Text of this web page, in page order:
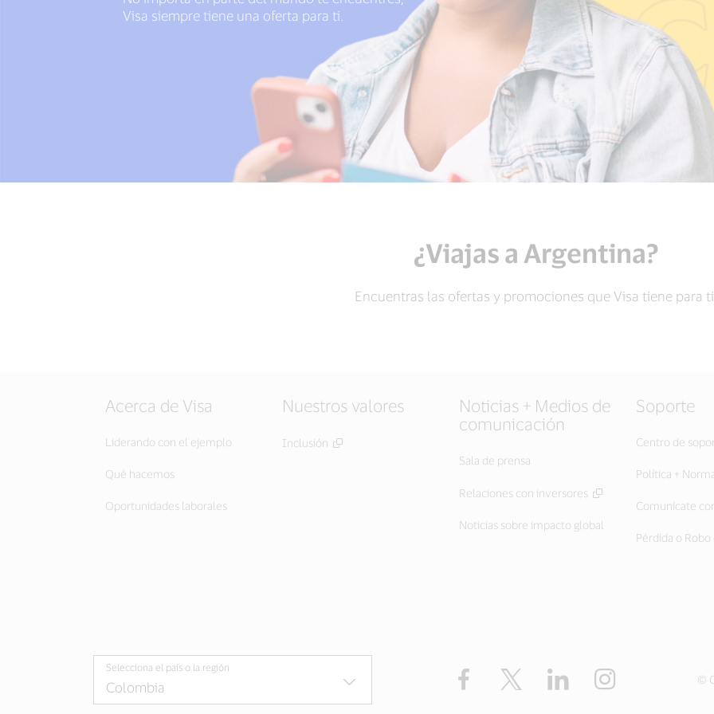
Visa siempre tiene una oferta para ti.
¿Viajas a Argentina?
Encuentras las ofertas y promociones que Visa tiene para
Acerca de Visa
Liderando con el ejemplo
Qué hacemos
Oportunidades laborales
Nuestros valores
Inclusión
Noticias + Medios de
comunicación
Sala de prensa
Relaciones con inversores
Noticias sobre impacto global
Soporte
Centro de
Política +
Comunícate
Pérdida o
Selecciona el país o la región Facebook Twitter LinkedIn ©